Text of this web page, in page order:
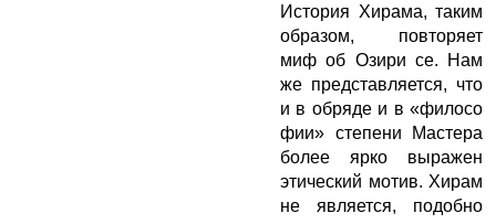
История Хирама, таким
образом, повторяет
миф об Озири се. Нам
же представляется, что
и в обряде и в «филосо
фии» степени Мастера
более ярко выражен
этический мотив. Хирам
не является, подобно